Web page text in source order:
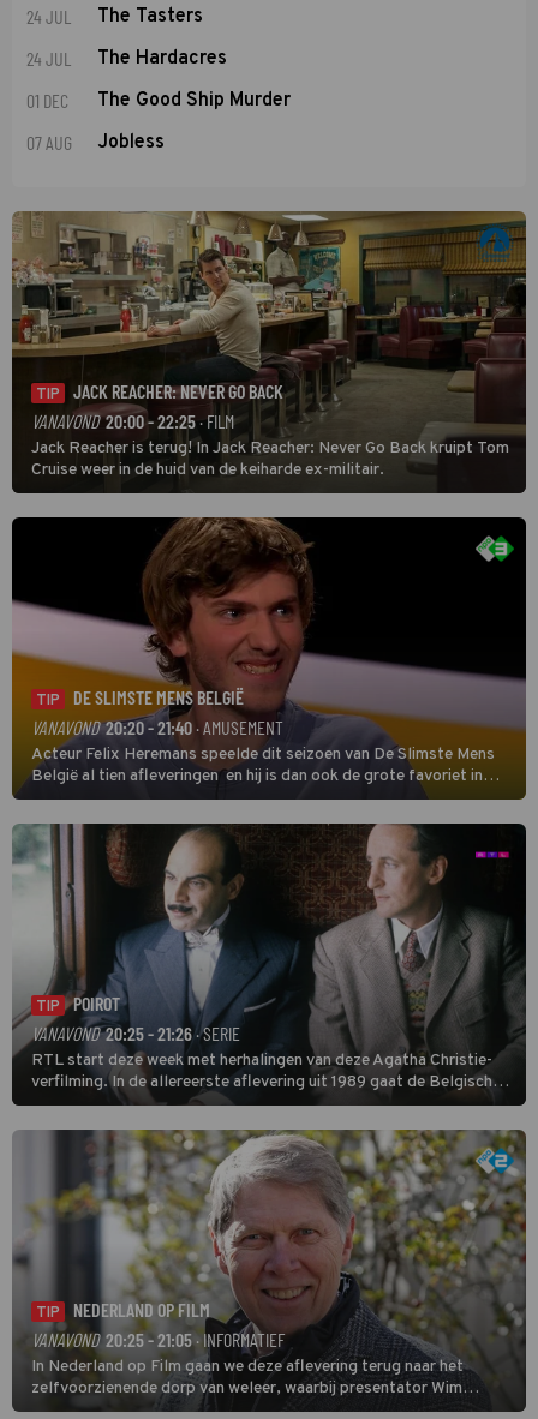
24 JUL The Tasters
24 JUL The Hardacres
01 DEC The Good Ship Murder
07 AUG Jobless
TIP
JACK REACHER: NEVER GO BACK
VANAVOND 20:00 - 22:25 · FILM
Jack Reacher is terug! In Jack Reacher: Never Go Back kruipt Tom
Cruise weer in de huid van de keiharde ex-militair.
TIP
DE SLIMSTE MENS BELGIË
VANAVOND 20:20 - 21:40· AMUSEMENT
Acteur Felix Heremans speelde dit seizoen van De Slimste Mens
België al tien afleveringen en hij is dan ook de grote favoriet in
deze seizoensfinale. En er is Nederlandse inbreng, want komiek
Soundos El Ahmadi neemt plaats aan de jurytafel.
TIP
POIROT
VANAVOND 20:25 - 21:26 · SERIE
RTL start deze week met herhalingen van deze Agatha Christie-
verfilming. In de allereerste aflevering uit 1989 gaat de Belgische
speurder op zoek naar een vermiste kok. Poirot raakt al snel
verwikkeld in een moordzaak. (HH)
TIP
NEDERLAND OP FILM
VANAVOND 20:25 - 21:05· INFORMATIEF
In Nederland op Film gaan we deze aflevering terug naar het
zelfvoorzienende dorp van weleer, waarbij presentator Wim
Daniëls de kijkers meeneemt op reis door de tijd aan de hand van